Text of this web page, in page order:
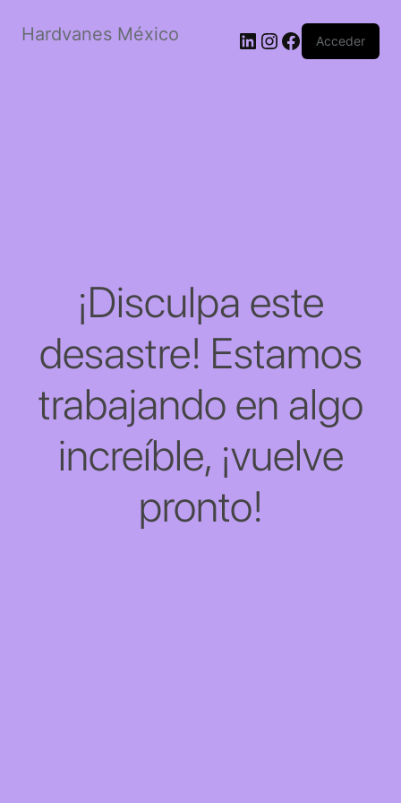
Hardvanes México LinkedIn
Instagram
Facebook
Acceder
¡Disculpa este
desastre! Estamos
trabajando en algo
increíble, ¡vuelve
pronto!